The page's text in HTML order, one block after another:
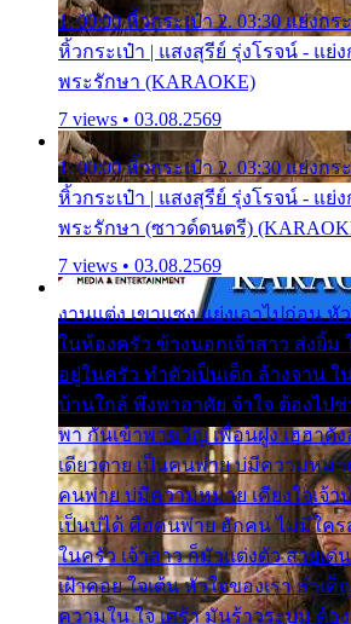
1. 00:00 หิ้วกระเป๋า 2. 03:30 แย่งกร
หิ้วกระเป๋า | แสงสุรีย์ รุ่งโรจน์ - แย่
พระรักษา (KARAOKE)
7 views • 03.08.2569
1. 00:00 หิ้วกระเป๋า 2. 03:30 แย่งกร
หิ้วกระเป๋า | แสงสุรีย์ รุ่งโรจน์ - แย่
พระรักษา (ซาวด์ดนตรี)
7 views • 03.08.2569
งานแต่ง เขาแซง แย่งเอาไปก่อน
ในห้องครัว ข้างนอกเจ้าสาว ส่งยิ้ม
อยู่ในครัว ทำตัวเป็นเด็ก ล้างจาน ใ
บ้านใกล้ พึ่งพาอาศัย จำใจ ต้องไปช่
พา กันเข้าพาขวัญ เพื่อนฝูง เฮฮาดั
เดียวดาย เป็นคนพ่าย บ่มีความหมา
คนพ่าย บ่มีความหมาย เคียงใจเจ้า
เป็นบ่ได้ คือคนพ่าย ฮักคน ไม่มีใค
ในครัว เจ้าสาว ก็มัวแต่งตัว สวยเด่
เฝ้าคอย ใจเต้น หัวใจของเรา ลำเ
ความใน ใจ เศร้า มันร้าวระบม ต้อ